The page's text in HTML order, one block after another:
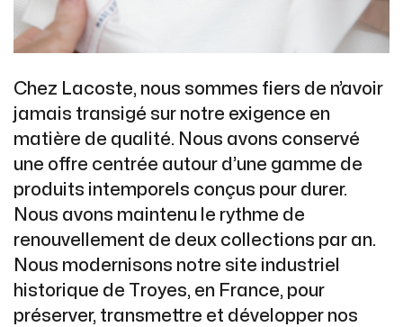
Chez Lacoste, nous sommes fiers de n’avoir
jamais transigé sur notre exigence en
matière de qualité. Nous avons conservé
une offre centrée autour d’une gamme de
produits intemporels conçus pour durer.
Nous avons maintenu le rythme de
renouvellement de deux collections par an.
Nous modernisons notre site industriel
historique de Troyes, en France, pour
préserver, transmettre et développer nos